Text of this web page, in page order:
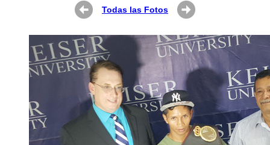
Todas las Fotos